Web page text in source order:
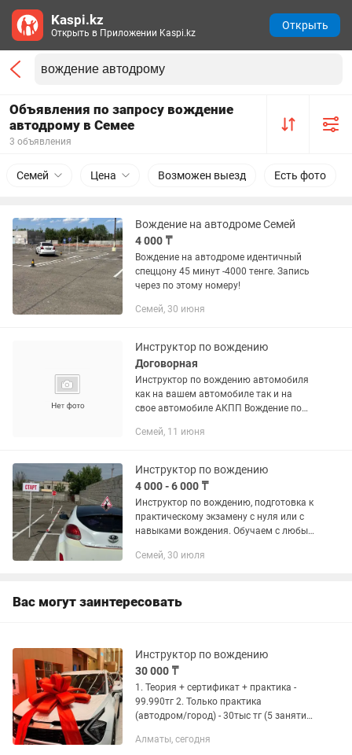
Объявления по запросу вождение
автодрому в Семее
3 объявления
Семей Цена Возможен выезд Есть фото
Вождение на автодроме Семей
4 000 ₸
Вождение на автодроме идентичный
спеццону 45 минут -4000 тенге. Запись
через по этому номеру!
Семей, 30 июня
Инструктор по вождению
Договорная
Инструктор по вождению автомобиля
как на вашем автомобиле так и на
свое автомобиле АКПП Вождение по
Семей, 11 июня
Инструктор по вождению
4 000 - 6 000 ₸
Инструктор по вождению, подготовка к
практическому экзамену с нуля или с
навыками вождения. Обучаем с любых
Семей, 30 июля
Вас могут заинтересовать
Инструктор по вождению
30 000 ₸
1. Теория + сертификат + практика -
99.990тг 2. Только практика
(автодром/город) - 30тыс тг (5 занятий
сопровождение - 69.990тг Инструктор:
Алматы, сегодня
Kaspi.kz
Открыть в Приложении Kaspi.kz
Открыть